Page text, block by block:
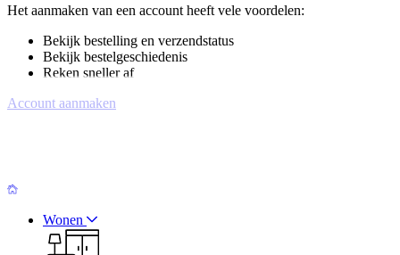
Het aanmaken van een account heeft vele voordelen:
Bekijk bestelling en verzendstatus
Bekijk bestelgeschiedenis
Reken sneller af
Account aanmaken
Wonen